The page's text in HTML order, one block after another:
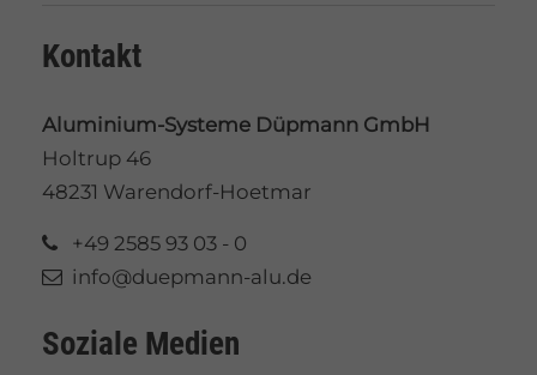
Kontakt
Aluminium-Systeme Düpmann GmbH
Holtrup 46
48231 Warendorf-Hoetmar
+49 2585 93 03 - 0
info@duepmann-alu.de
Soziale Medien